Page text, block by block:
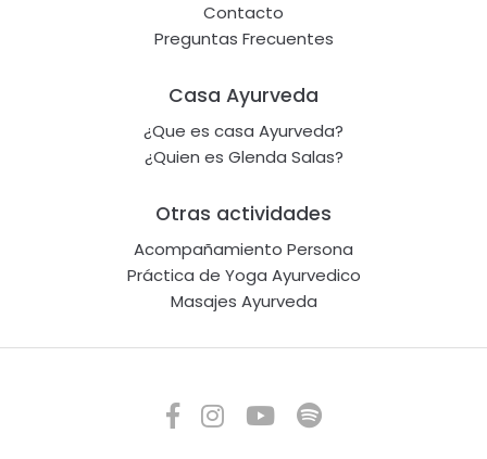
Contacto
Preguntas Frecuentes
Casa Ayurveda
¿Que es casa Ayurveda?
¿Quien es Glenda Salas?
Otras actividades
Acompañamiento Persona
Práctica de Yoga Ayurvedico
Masajes Ayurveda